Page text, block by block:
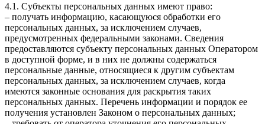
4.1. Субъекты персональных данных имеют право:
– получать информацию, касающуюся обработки его
персональных данных, за исключением случаев,
предусмотренных федеральными законами. Сведения
предоставляются субъекту персональных данных Оператором
в доступной форме, и в них не должны содержаться
персональные данные, относящиеся к другим субъектам
персональных данных, за исключением случаев, когда
имеются законные основания для раскрытия таких
персональных данных. Перечень информации и порядок ее
получения установлен Законом о персональных данных;